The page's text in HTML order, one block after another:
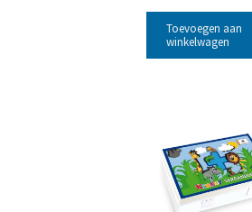
Toevoegen aan
winkelwagen